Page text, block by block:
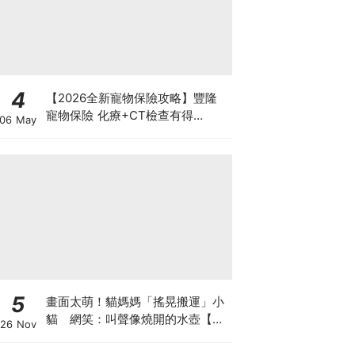
4
06 May
【2026全新寵物保險攻略】豐隆
寵物保險 化療+CT檢查有得
5
26 Nov
畫面太萌！貓媽媽「搖晃搬運」小
貓 網笑：叫聲像燒開的水壺【有